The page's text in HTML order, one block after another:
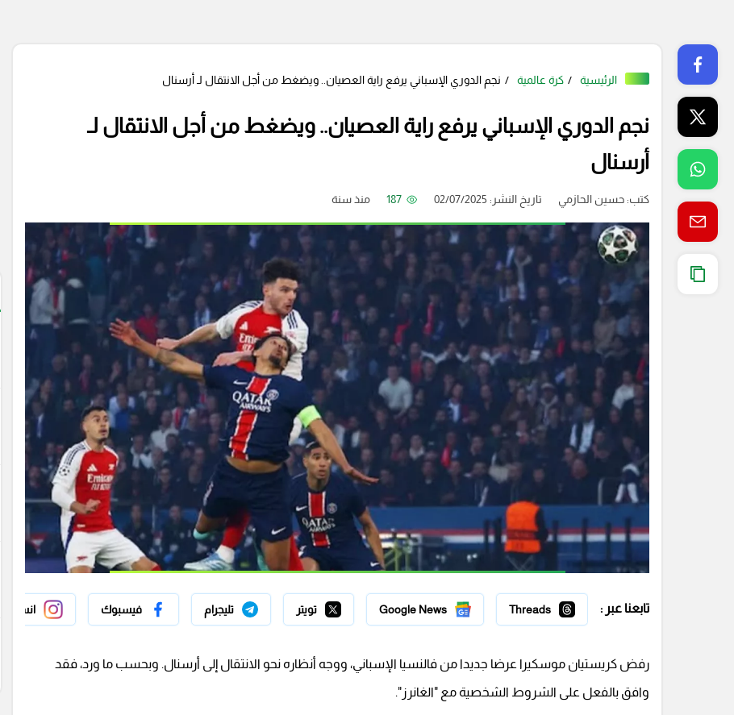
الرئيسية كرة عالمية نجم الدوري الإسباني يرفع راية العصيان.. ويضغط من أجل الانتقال لـ أرسنال
نجم الدوري الإسباني يرفع راية العصيان.. ويضغط من أجل الانتقال لـ
أرسنال
كتب:حسين الحازمي تاريخ النشر: 02/07/2025 187 منذ سنة
تابعنا عبر : Threads
Google News تويتر تليجرام فيسبوك انستجرام
رفض كريستيان موسكيرا عرضا جديدا من فالنسيا الإسباني، ووجه أنظاره نحو الانتقال إلى أرسنال. وبحسب ما ورد، فقد
وافق بالفعل على الشروط الشخصية مع "الغانرز".